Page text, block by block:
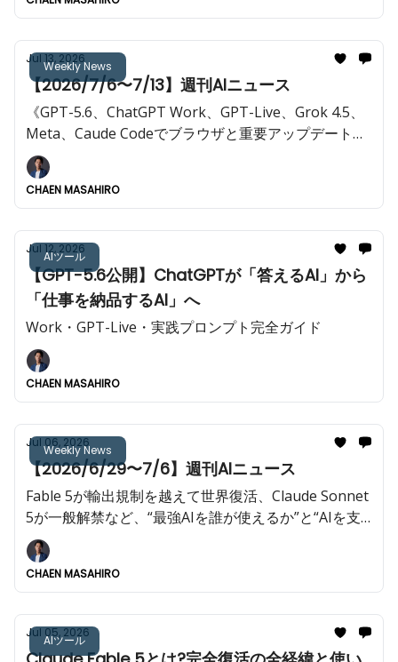
Weekly News
Jul 13, 2026
【2026/7/6〜7/13】週刊AIニュース
《GPT-5.6、ChatGPT Work、GPT-Live、Grok 4.5、
Meta、Caude Codeでブラウザと重要アップデートが
多数。》
CHAEN MASAHIRO
AIツール
Jul 12, 2026
【GPT-5.6公開】ChatGPTが「答えるAI」から
「仕事を納品するAI」へ
Work・GPT-Live・実践プロンプト完全ガイド
CHAEN MASAHIRO
Weekly News
Jul 06, 2026
【2026/6/29〜7/6】週刊AIニュース
Fable 5が輸出規制を越えて世界復活、Claude Sonnet
5が一般解禁など、“最強AIを誰が使えるか”と“AIを支
える半導体・制作基盤を誰が握るか”が同時に動いた1
週間!!️
CHAEN MASAHIRO
AIツール
Jul 05, 2026